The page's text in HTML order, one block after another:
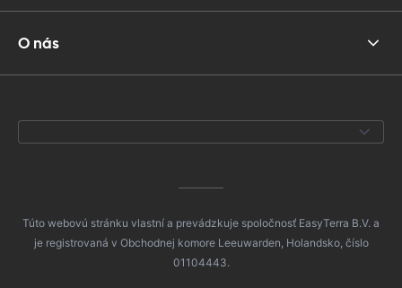
O nás
Túto webovú stránku vlastní a prevádzkuje spoločnosť EasyTerra B.V. a
je registrovaná v Obchodnej komore Leeuwarden, Holandsko, číslo
01104443.